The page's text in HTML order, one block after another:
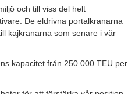
och till viss del helt
De eldrivna portalkranarna
kajkranarna som senare i vår
kapacitet från 250 000 TEU per